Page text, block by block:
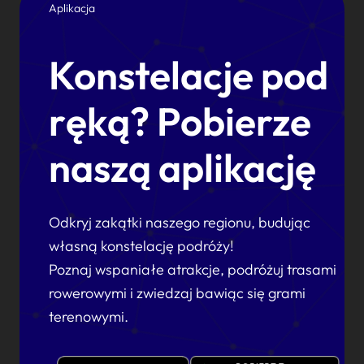
Aplikacja
Konstelacje pod
ręką? Pobierze
naszą aplikację
Odkryj zakątki naszego regionu, budując
własną konstelację podróży!
Poznaj wspaniałe atrakcje, podróżuj trasami
rowerowymi i zwiedzaj bawiąc się grami
terenowymi.